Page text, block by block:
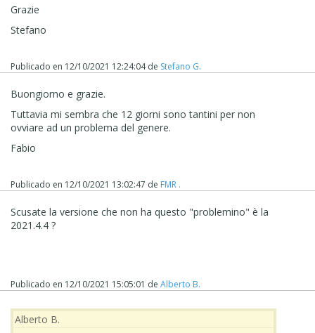
Grazie
Stefano
Publicado en 12/10/2021 12:24:04de Stefano G.
Buongiorno e grazie.
Tuttavia mi sembra che 12 giorni sono tantini per non
ovviare ad un problema del genere.
Fabio
Publicado en 12/10/2021 13:02:47 de FMR .
Scusate la versione che non ha questo "problemino" è la
2021.4.4 ?
Publicado en 12/10/2021 15:05:01 de Alberto B.
Alberto B.